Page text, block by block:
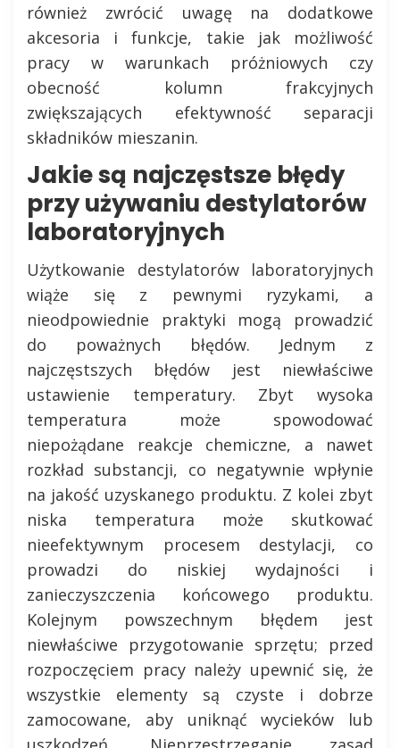
również zwrócić uwagę na dodatkowe
akcesoria i funkcje, takie jak możliwość
pracy w warunkach próżniowych czy
obecność kolumn frakcyjnych
zwiększających efektywność separacji
składników mieszanin.
Jakie są najczęstsze błędy
przy używaniu destylatorów
laboratoryjnych
Użytkowanie destylatorów laboratoryjnych
wiąże się z pewnymi ryzykami, a
nieodpowiednie praktyki mogą prowadzić
do poważnych błędów. Jednym z
najczęstszych błędów jest niewłaściwe
ustawienie temperatury. Zbyt wysoka
temperatura może spowodować
niepożądane reakcje chemiczne, a nawet
rozkład substancji, co negatywnie wpłynie
na jakość uzyskanego produktu. Z kolei zbyt
niska temperatura może skutkować
nieefektywnym procesem destylacji, co
prowadzi do niskiej wydajności i
zanieczyszczenia końcowego produktu.
Kolejnym powszechnym błędem jest
niewłaściwe przygotowanie sprzętu; przed
rozpoczęciem pracy należy upewnić się, że
wszystkie elementy są czyste i dobrze
zamocowane, aby uniknąć wycieków lub